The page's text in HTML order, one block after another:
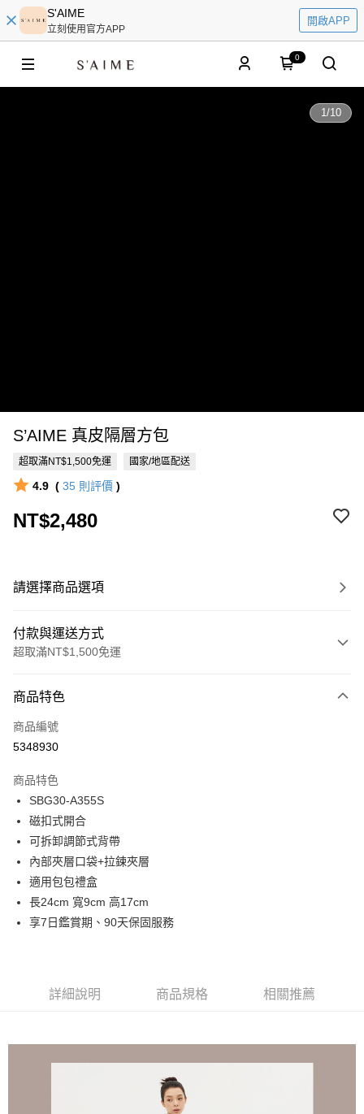
S'AIME
立刻使用官方APP
開啟APP
0
1/10
S’AIME 真皮隔層方包
超取滿NT$1,500免運 國家/地區配送
4.9 ( 35 則評價 )
NT$2,480
請選擇商品選項
付款與運送方式
超取滿NT$1,500免運
信用卡一次付款
超商取貨付款
Apple Pay
街口支付
悠遊付
Google Pay
大哥付你分期
流程，驗證手機門號後，選擇欲分期的期數、繳款截止日，確認付款後即完
4.訂單成立30分鐘內，如未前往確認交易或遇審核未通過，訂單將自動取
1.分期款項不併入電信帳單，「大哥付你分期」於每月結算日後寄送繳費提
全家取貨付款
每筆NT$80，滿NT$1,500(含以上)免運費
商品特色
商品編號
5348930
商品特色
SBG30-A355S
磁扣式開合
可拆卸調節式背帶
內部夾層口袋+拉鍊夾層
適用包包禮盒
長24cm 寬9cm 高17cm
享7日鑑賞期、90天保固服務
詳細說明 商品規格 相關推薦